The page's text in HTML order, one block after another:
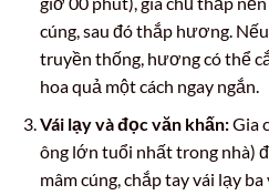
cúng, sau đó thắp hương.
truyền thống, hương có thể
hoa quả một cách ngay ngắn.
Vái lạy và đọc văn khấn:Gia
ông lớn tuổi nhất trong nhà)
mâm cúng, chắp tay vái lạy